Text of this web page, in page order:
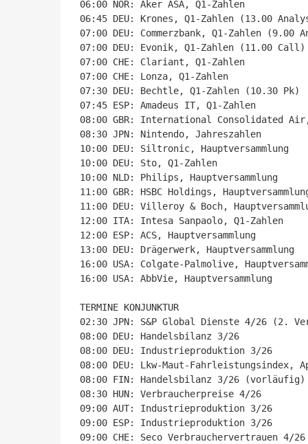
06:00 NOR: Aker ASA, Q1-Zahlen
06:45 DEU: Krones, Q1-Zahlen (13.00
07:00 DEU: Commerzbank, Q1-Zahlen
07:00 DEU: Evonik, Q1-Zahlen (11.00 Call)
07:00 CHE: Clariant, Q1-Zahlen
07:00 CHE: Lonza, Q1-Zahlen
07:30 DEU: Bechtle, Q1-Zahlen (10.30 Pk)
07:45 ESP: Amadeus IT, Q1-Zahlen
08:00 GBR: International Consolidated
08:30 JPN: Nintendo, Jahreszahlen
10:00 DEU: Siltronic, Hauptversammlung
10:00 DEU: Sto, Q1-Zahlen
10:00 NLD: Philips, Hauptversammlung
11:00 GBR: HSBC Holdings,
11:00 DEU: Villeroy & Boch,
12:00 ITA: Intesa Sanpaolo, Q1-Zahlen
12:00 ESP: ACS, Hauptversammlung
13:00 DEU: Drägerwerk, Hauptversammlung
16:00 USA: Colgate-Palmolive,
16:00 USA: AbbVie, Hauptversammlung
TERMINE KONJUNKTUR
02:30 JPN: S&P Global Dienste 4/26 (2.
08:00 DEU: Handelsbilanz 3/26
08:00 DEU: Industrieproduktion 3/26
08:00 DEU: Lkw-Maut-Fahrleistungsindex,
08:00 FIN: Handelsbilanz 3/26 (vorläufig)
08:30 HUN: Verbraucherpreise 4/26
09:00 AUT: Industrieproduktion 3/26
09:00 ESP: Industrieproduktion 3/26
09:00 CHE: Seco Verbrauchervertrauen 4/26